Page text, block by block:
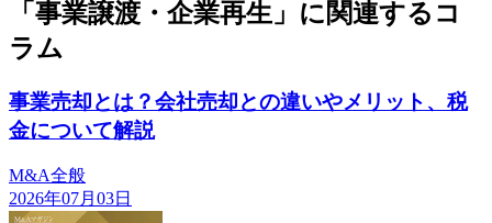
「事業譲渡・企業再生」に関連するコ
ラム
事業売却とは？会社売却との違いやメリット、税
金について解説
M&A全般
2026年07月03日